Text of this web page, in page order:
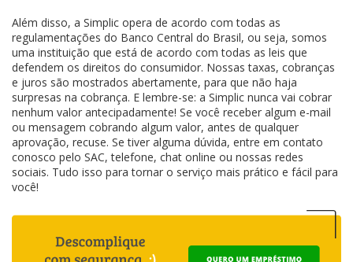
Além disso, a Simplic opera de acordo com todas as
regulamentações do Banco Central do Brasil, ou seja, somos
uma instituição que está de acordo com todas as leis que
defendem os direitos do consumidor. Nossas taxas, cobranças
e juros são mostrados abertamente, para que não haja
surpresas na cobrança. E lembre-se: a Simplic nunca vai cobrar
nenhum valor antecipadamente! Se você receber algum e-mail
ou mensagem cobrando algum valor, antes de qualquer
aprovação, recuse. Se tiver alguma dúvida, entre em contato
conosco pelo SAC, telefone, chat online ou nossas redes
sociais. Tudo isso para tornar o serviço mais prático e fácil para
você!